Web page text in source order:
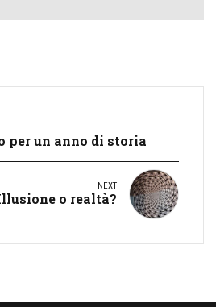
per un anno di storia
NEXT
o realtà?